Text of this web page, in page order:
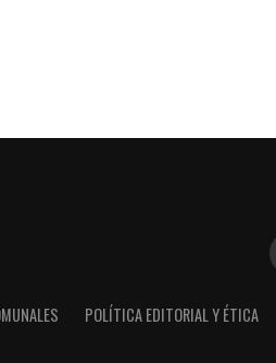
POLÍTICA EDITORIAL Y ÉTICA